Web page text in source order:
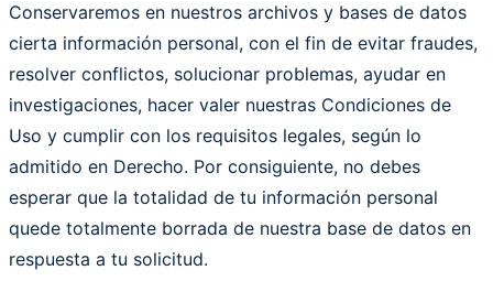
Conservaremos en nuestros archivos y bases de datos
cierta información personal, con el fin de evitar fraudes,
resolver conflictos, solucionar problemas, ayudar en
investigaciones, hacer valer nuestras Condiciones de
Uso y cumplir con los requisitos legales, según lo
admitido en Derecho. Por consiguiente, no debes
esperar que la totalidad de tu información personal
quede totalmente borrada de nuestra base de datos en
respuesta a tu solicitud.